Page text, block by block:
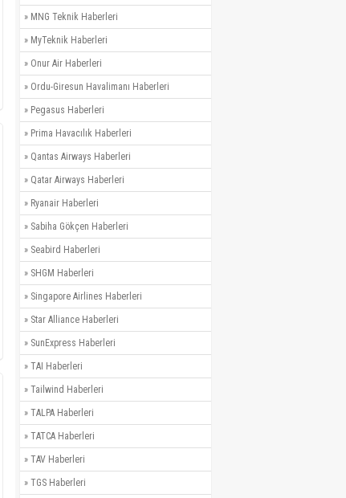
» MNG Teknik Haberleri
» MyTeknik Haberleri
» Onur Air Haberleri
» Ordu-Giresun Havalimanı Haberleri
» Pegasus Haberleri
» Prima Havacılık Haberleri
» Qantas Airways Haberleri
» Qatar Airways Haberleri
» Ryanair Haberleri
» Sabiha Gökçen Haberleri
» Seabird Haberleri
» SHGM Haberleri
» Singapore Airlines Haberleri
» Star Alliance Haberleri
» SunExpress Haberleri
» TAI Haberleri
» Tailwind Haberleri
» TALPA Haberleri
» TATCA Haberleri
» TAV Haberleri
» TGS Haberleri